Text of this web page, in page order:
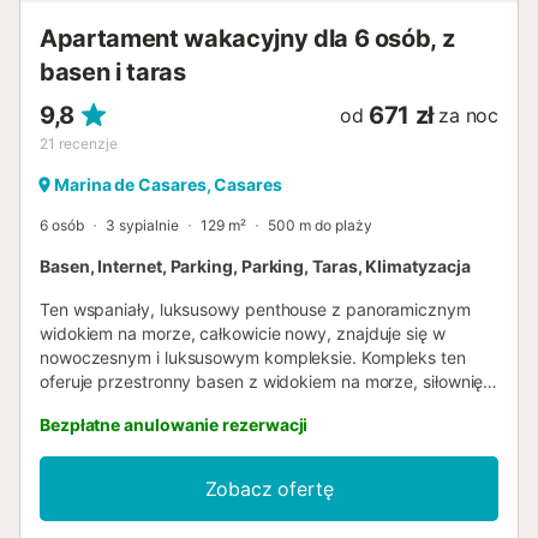
Apartament wakacyjny dla 6 osób, z
basen i taras
9,8
21 recenzje
od 671 zł za noc
Marina de Casares, Casares
6 osób 3 sypialnie 129 m² 500 m do plaży
Basen, Internet, Parking, Parking, Taras, Klimatyzacja
Ten wspaniały, luksusowy penthouse z panoramicznym
widokiem na morze, całkowicie nowy, znajduje się w
nowoczesnym i luksusowym kompleksie. Kompleks ten
oferuje przestronny basen z widokiem na morze, siłownię,
luksusowy, współczesny apartament składa się z 3
sypialni i 2 łazienek. Otwarta kuchnia jest w pełni
wyposażona we wszelkiego rodzaju wysokiej klasy
sprzęty AGD i urządzenia. Salon jest przestronny, jasny i w
pełni otwarty na duży taras o powierzchni 35 m².
Bezpłatne anulowanie rezerwacji
Zobacz ofertę